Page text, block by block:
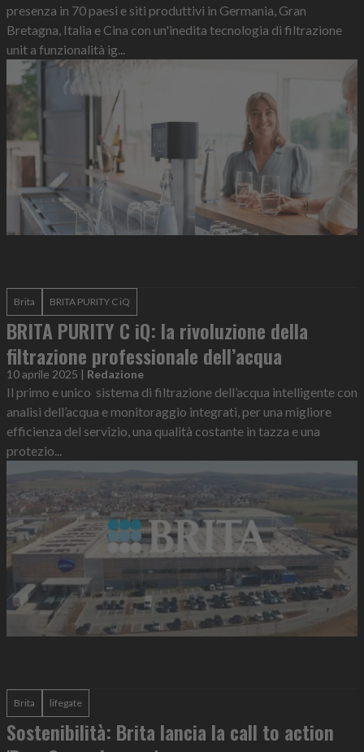
presenza in 70 paesi e siti produttivi in Germania, Gran
Bretagna, Italia e Cina con un'inedita tecnologia di filtrazione
unit a funzionalità ig...
Brita BRITA PURITY C iQ
BRITA PURITY C iQ: la rivoluzione della
filtrazione professionale dell’acqua
10 aprile 2025 | Redazione
Il primo e unico sistema di filtrazione dell’acqua intelligente con
analisi dell’acqua e monitoraggio integrati, per una migliore
efficienza del servizio, una qualità costante in tazza e una
protezio...
Brita lifegate
Sostenibilità: Brita lancia la call to action